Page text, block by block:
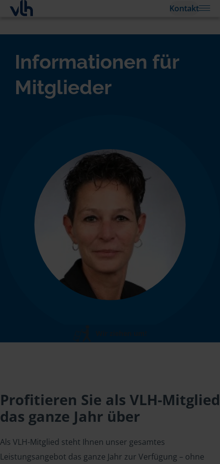
Kontakt
Informationen für
Mitglieder
Profitieren Sie als VLH-Mitglied
das ganze Jahr über
Als VLH-Mitglied steht Ihnen unser gesamtes
Leistungsangebot das ganze Jahr zur Verfügung – ohne